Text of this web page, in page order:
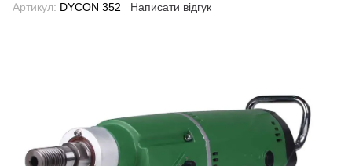
Артикул: DYCON 352 Написати відгук